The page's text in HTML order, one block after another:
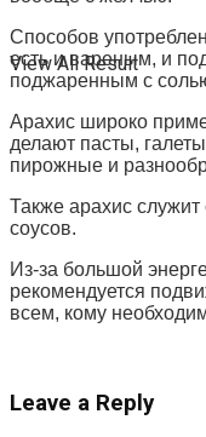
View All Result
Способов
есть и вареным, и
поджаренным с
Арахис широко
делают пасты,
пирожные и
Также арахис
соусов.
Из-за большой
рекомендуется
всем, кому
Leave a Reply